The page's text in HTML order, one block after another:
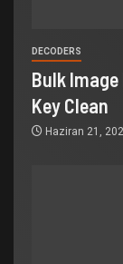
DECODERS
Bulk
Key Clean
Haziran 21,